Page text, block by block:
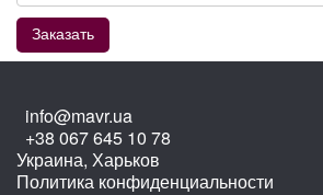
info@mavr.ua
+38 067 645 10 78
Украина, Харьков
Политика конфиденциальности